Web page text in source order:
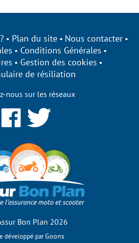
d’établir des
et de personnaliser votre
de notre site ?
cliquez sur le lien
Plan du site
Nous contacter
Conditions Générales
Gestion des cookies
de résiliation
nous sur les réseaux
Bon Plan 2026
développé parGoons